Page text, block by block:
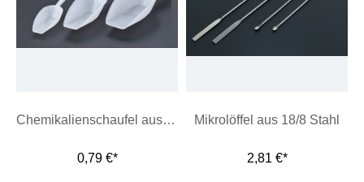
Chemikalienschaufel aus Polyethylen
0,79 €*
Mikrolöffel aus 18/8 Stahl
2,81 €*